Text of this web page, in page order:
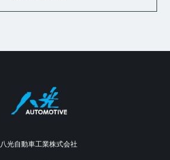
八光自動車工業株式会社